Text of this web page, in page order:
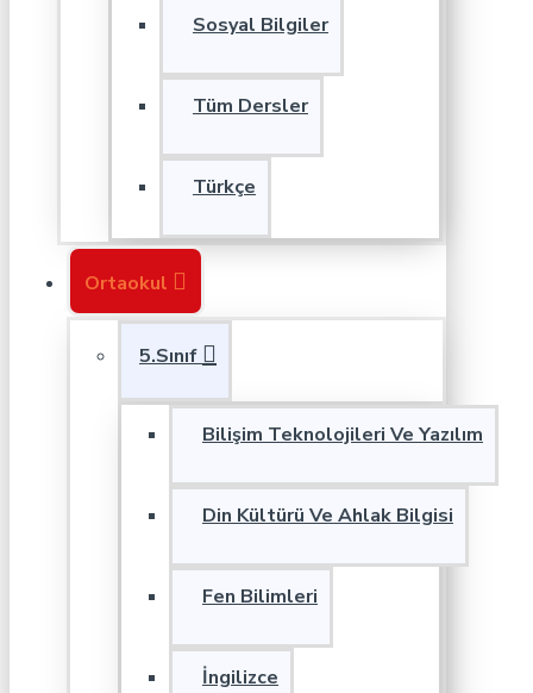
Sosyal Bilgiler
Tüm Dersler
Türkçe
Ortaokul
5.Sınıf
Bilişim Teknolojileri Ve Yazılım
Din Kültürü Ve Ahlak Bilgisi
Fen Bilimleri
İngilizce